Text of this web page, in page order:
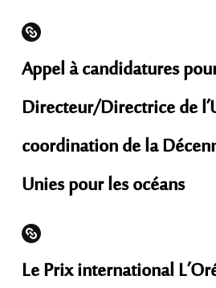
Appel à candidatures
Directeur/Directrice de
coordination de la
Unies pour les océans
Le Prix international